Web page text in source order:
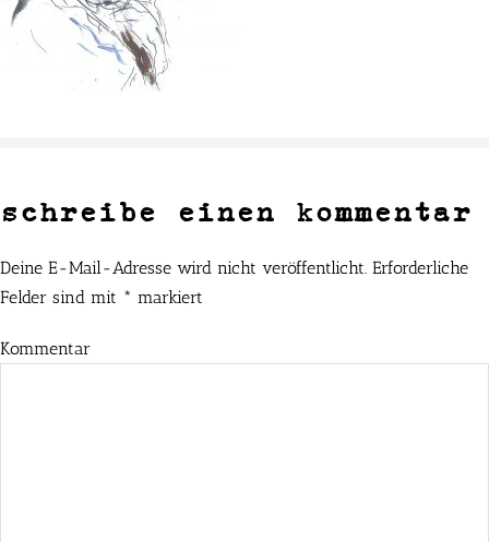
schreibe einen kommentar
Deine E-Mail-Adresse wird nicht veröffentlicht. Erforderliche
Felder sind mit * markiert
Kommentar